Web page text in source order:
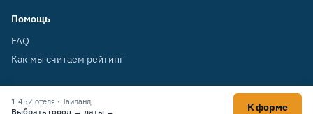
Помощь
FAQ
Как мы считаем рейтинг
© 2003–2026 HOTELS.SU
1 452 отеля · Таиланд
Выбрать город → даты → К форме